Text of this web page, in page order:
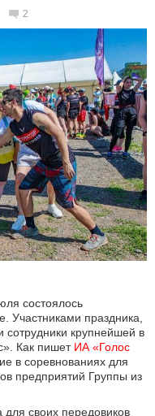
2
состоялось
Участниками праздника,
сотрудники крупнейшей в
Как пишет ИА «Голос
в соревнованиях для
предприятий Группы из
своих передовиков